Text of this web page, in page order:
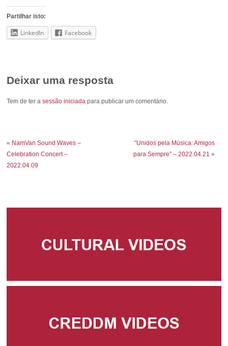
Partilhar isto:
LinkedIn Facebook
Deixar uma resposta
Tem de ter asessão iniciada para publicar um comentário.
« NamVan Sound Waves –
Celebration Concert –
2022.04.09
“Unidos pela Música: Amigos
para Sempre” – 2022.04.21 »